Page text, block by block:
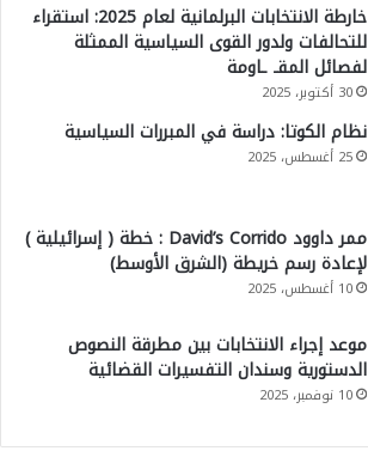
خارطة الانتخابات البرلمانية لعام 2025: استقراء
للتحالفات ولدور القوى السياسية الممثلة
لفصائل المقـ ـاومة
30 أكتوبر، 2025
نظام الكوتا: دراسة في المبررات السياسية
25 أغسطس، 2025
ممر داوود David’s Corrido : خطة ( إسرائيلية )
لإعادة رسم خريطة (الشرق الأوسط)
10 أغسطس، 2025
موعد إجراء الانتخابات بين مطرقة النصوص
الدستورية وسندان التفسيرات القضائية
10 نوفمبر، 2025